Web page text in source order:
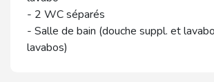
- 2 WC séparés
- Salle de bain (douche suppl. et
lavabos)